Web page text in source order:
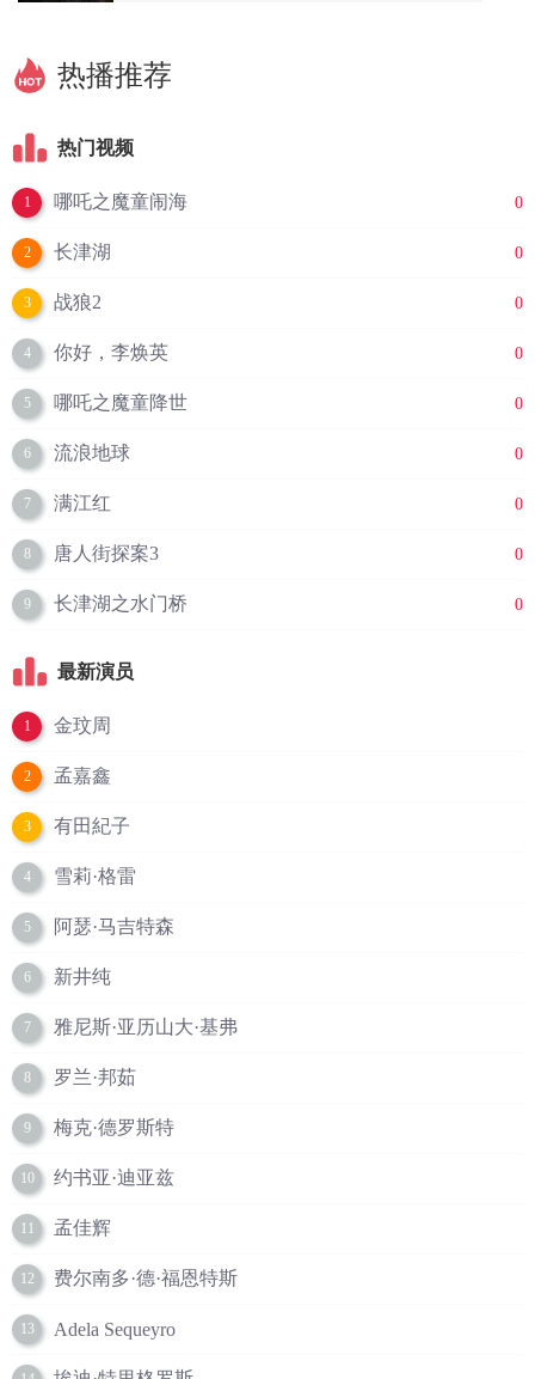
热播推荐
热门视频
1 哪吒之魔童闹海 0
2 长津湖 0
3 战狼2 0
4 你好，李焕英 0
5 哪吒之魔童降世 0
6 流浪地球 0
7 满江红 0
8 唐人街探案3 0
9 长津湖之水门桥 0
最新演员
1 金玟周
2 孟嘉鑫
3 有田紀子
4 雪莉·格雷
5 阿瑟·马吉特森
6 新井纯
7 雅尼斯·亚历山大·基弗
8 罗兰·邦茹
9 梅克·德罗斯特
10 约书亚·迪亚兹
11 孟佳辉
12 费尔南多·德·福恩特斯
13 Adela Sequeyro